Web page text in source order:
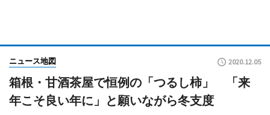
ニュース地図 2020.12.05
箱根・甘酒茶屋で恒例の「つるし柿」 「来
年こそ良い年に」と願いながら冬支度